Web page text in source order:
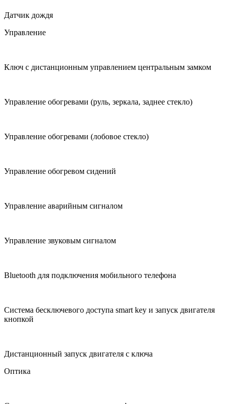
Датчик дождя
Управление
Ключ с дистанционным управлением центральным замком
Управление обогревами (руль, зеркала, заднее стекло)
Управление обогревами (лобовое стекло)
Управление обогревом сидений
Управление аварийным сигналом
Управление звуковым сигналом
Bluetooth для подключения мобильного телефона
Система бесключевого доступа smart key и запуск двигателя
кнопкой
Дистанционный запуск двигателя с ключа
Оптика